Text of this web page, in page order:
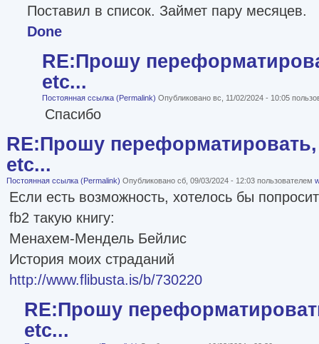
Поставил в список. Займет пару месяцев.
Done
RE:Прошу
etc...
Постоянная ссылка (Permalink) Опубликовано вс, 11/02/2024 - 10:05
Спасибо
RE:Прошу переформатировать,
etc...
Постоянная ссылка (Permalink) Опубликовано сб, 09/03/2024 - 12:03 пользователем
Если есть возможность, хотелось бы
fb2 такую книгу:
Менахем-Мендель Бейлис
История моих страданий
http://www.flibusta.is/b/730220
RE:Прошу
etc...